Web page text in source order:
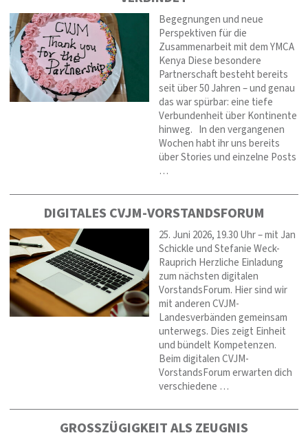
Begegnungen und neue
Perspektiven für die
Zusammenarbeit mit dem YMCA
Kenya Diese besondere
Partnerschaft besteht bereits
seit über 50 Jahren – und genau
das war spürbar: eine tiefe
Verbundenheit über Kontinente
hinweg. In den vergangenen
Wochen habt ihr uns bereits
über Stories und einzelne Posts
…
DIGITALES CVJM-VORSTANDSFORUM
25. Juni 2026, 19.30 Uhr – mit Jan
Schickle und Stefanie Weck-
Rauprich Herzliche Einladung
zum nächsten digitalen
VorstandsForum. Hier sind wir
mit anderen CVJM-
Landesverbänden gemeinsam
unterwegs. Dies zeigt Einheit
und bündelt Kompetenzen.
Beim digitalen CVJM-
VorstandsForum erwarten dich
verschiedene …
GROSSZÜGIGKEIT ALS ZEUGNIS